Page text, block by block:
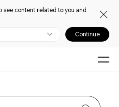
see content related to you and
Continue